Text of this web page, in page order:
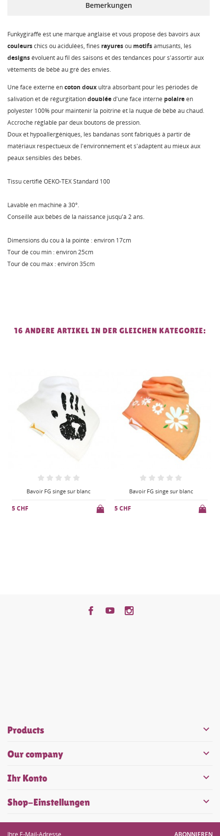
Bemerkungen
Funkygiraffe est une marque anglaise et vous propose des bavoirs aux
couleurschics ou acidulées, fines rayuresou motifsamusants, les
designsévoluent au fil des saisons et des tendances pour s'assortir aux
vêtements de bébé au gré des envies.
Une face externe encoton doux ultra absorbant pour les périodes de
salivation et de régurgitationdoubléed'une face interne polaireen
polyester 100% pour maintenir la poitrine et la nuque de bébé au chaud.
Accroche réglable par deux boutons de pression.
Doux et hypoallergéniques, les bandanas sont fabriqués à partir de
matériaux respectueux de l'environnement et s'adaptent au mieux aux
peaux sensibles des bébés.
Tissu certifié OEKO-TEX Standard 100
Lavable en machine à 30°.
Conseillé aux bébés de la naissance jusqu'à 2 ans.
Dimensions du cou à la pointe : environ 17cm
Tour de cou min : environ 25cm
Tour de cou max : environ 35cm
16 ANDERE ARTIKEL IN DER GLEICHEN KATEGORIE:
Bavoir FG singe sur blanc
5 CHF
Bavoir FG singe sur blanc
5 CHF
Products 
Our company 
Ihr Konto 
Shop-Einstellungen 
ABONNIEREN